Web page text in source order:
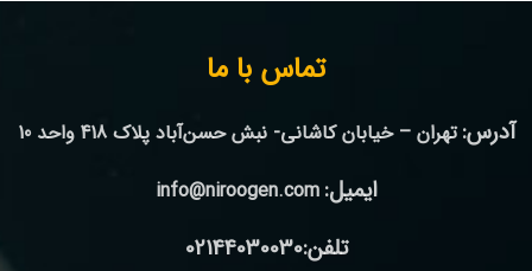
تماس با ما
آدرس: تهران – خیابان کاشانی- نبش حسن‌آباد پلاک 418 واحد 10
ایمیل: info@niroogen.com
تلفن:02144030030